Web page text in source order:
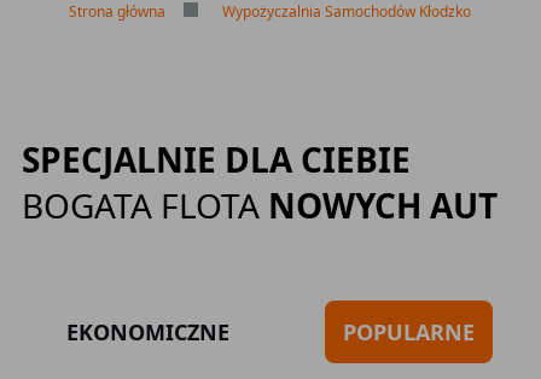
Strona główna Wypożyczalnia Samochodów Kłodzko
SPECJALNIE DLA CIEBIE
BOGATA FLOTA NOWYCH AUT
EKONOMICZNE POPULARNE